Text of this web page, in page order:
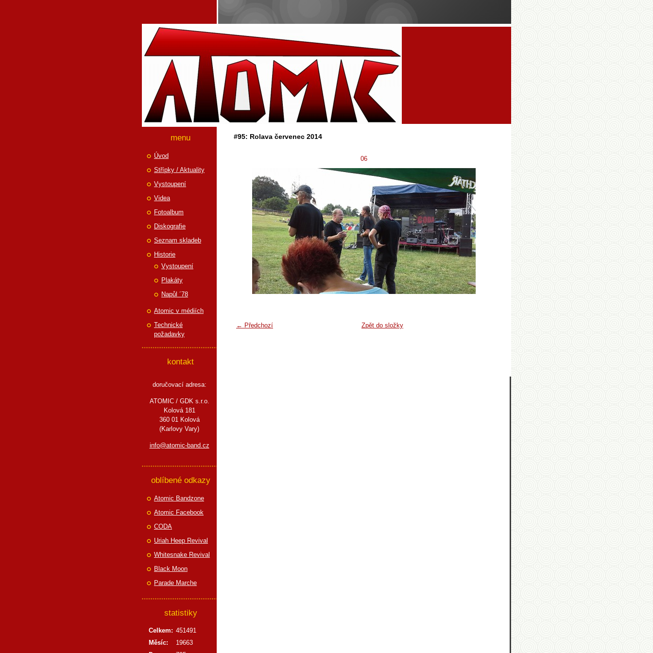
#95: Rolava červenec 2014
06
← Předchozí Zpět do složky
menu
Úvod
Střípky / Aktuality
Vystoupení
Videa
Fotoalbum
Diskografie
Seznam skladeb
Historie
Vystoupení
Plakáty
Napůl ´78
Atomic v médiích
Technické
požadavky
kontakt
doručovací adresa:
ATOMIC / GDK s.r.o.
Kolová 181
360 01 Kolová
(Karlovy Vary)
info@atomic-band.cz
oblíbené odkazy
Atomic Bandzone
Atomic Facebook
CODA
Uriah Heep Revival
Whitesnake Revival
Black Moon
Parade Marche
statistiky
Celkem: 451491
Měsíc:
19663